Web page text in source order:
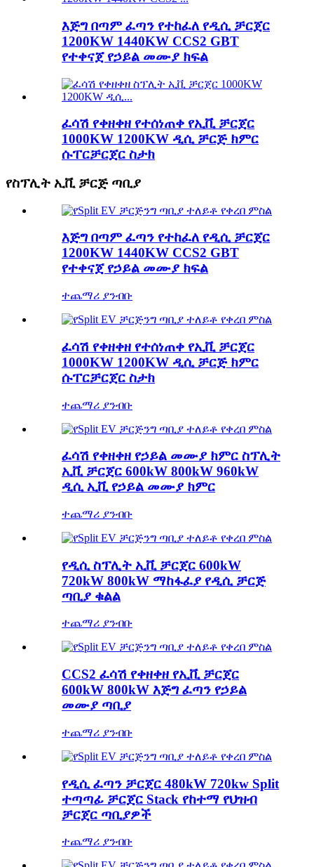
እጅግ በጣም ፈጣን የተከፈለ የዲሲ ቻርጀር
1200KW 1440KW CCS2 GBT
የተቀናጀ የኃይል መሙያ ክፍል
ፈሳሽ የቀዘቀዘ የተሰነጠቀ የኢቪ ቻርጀር
1000KW 1200KW ዲሲ ቻርጅ ክምር
ሱፐርቻርጀር ስታክ
የስፕሊት ኢቪ ቻርጅ ጣቢያ
እጅግ በጣም ፈጣን የተከፈለ የዲሲ ቻርጀር
1200KW 1440KW CCS2 GBT
የተቀናጀ የኃይል መሙያ ክፍል
ተጨማሪ ያንብቡ
ፈሳሽ የቀዘቀዘ የተሰነጠቀ የኢቪ ቻርጀር
1000KW 1200KW ዲሲ ቻርጅ ክምር
ሱፐርቻርጀር ስታክ
ተጨማሪ ያንብቡ
ፈሳሽ የቀዘቀዘ የኃይል መሙያ ክምር ስፕሊት
ኢቪ ቻርጀር 600kW 800kW 960kW
ዲሲ ኢቪ የኃይል መሙያ ክምር
ተጨማሪ ያንብቡ
የዲሲ ስፕሊት ኢቪ ቻርጀር 600kW
720kW 800kW ማከፋፈያ የዲሲ ቻርጅ
ጣቢያ ቁልል
ተጨማሪ ያንብቡ
CCS2 ፈሳሽ የቀዘቀዘ የኢቪ ቻርጀር
600kW 800kW እጅግ ፈጣን የኃይል
መሙያ ጣቢያ
ተጨማሪ ያንብቡ
የዲሲ ፈጣን ቻርጀር 480kW 720kw Split
ተጣጣፊ ቻርጀር Stack የከተማ የህዝብ
ቻርጀር ጣቢያዎች
ተጨማሪ ያንብቡ